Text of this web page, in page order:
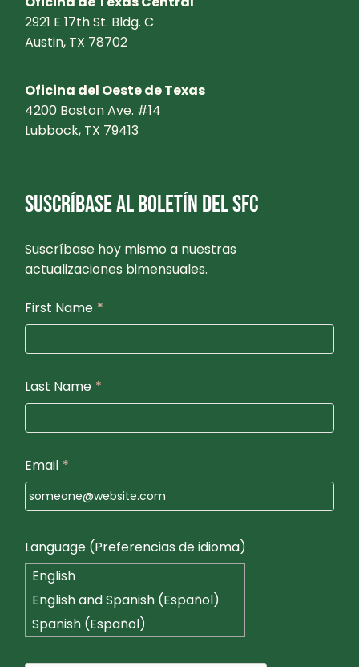
2921 E 17th St. Bldg. C
Austin, TX 78702
Oficina del Oeste de Texas
4200 Boston Ave. #14
Lubbock, TX 79413
SUSCRÍBASE AL BOLETÍN DEL SFC
Suscríbase hoy mismo a nuestras
actualizaciones bimensuales.
First Name *
Last Name *
Email *
Language (Preferencias de idioma)
English
English and Spanish (Español)
Spanish (Español)